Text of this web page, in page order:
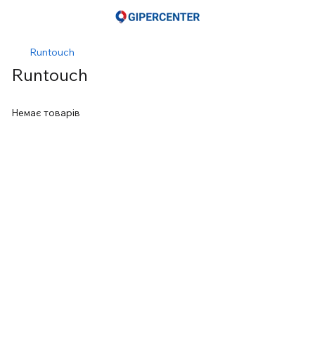
Runtouch
Runtouch
Немає товарів